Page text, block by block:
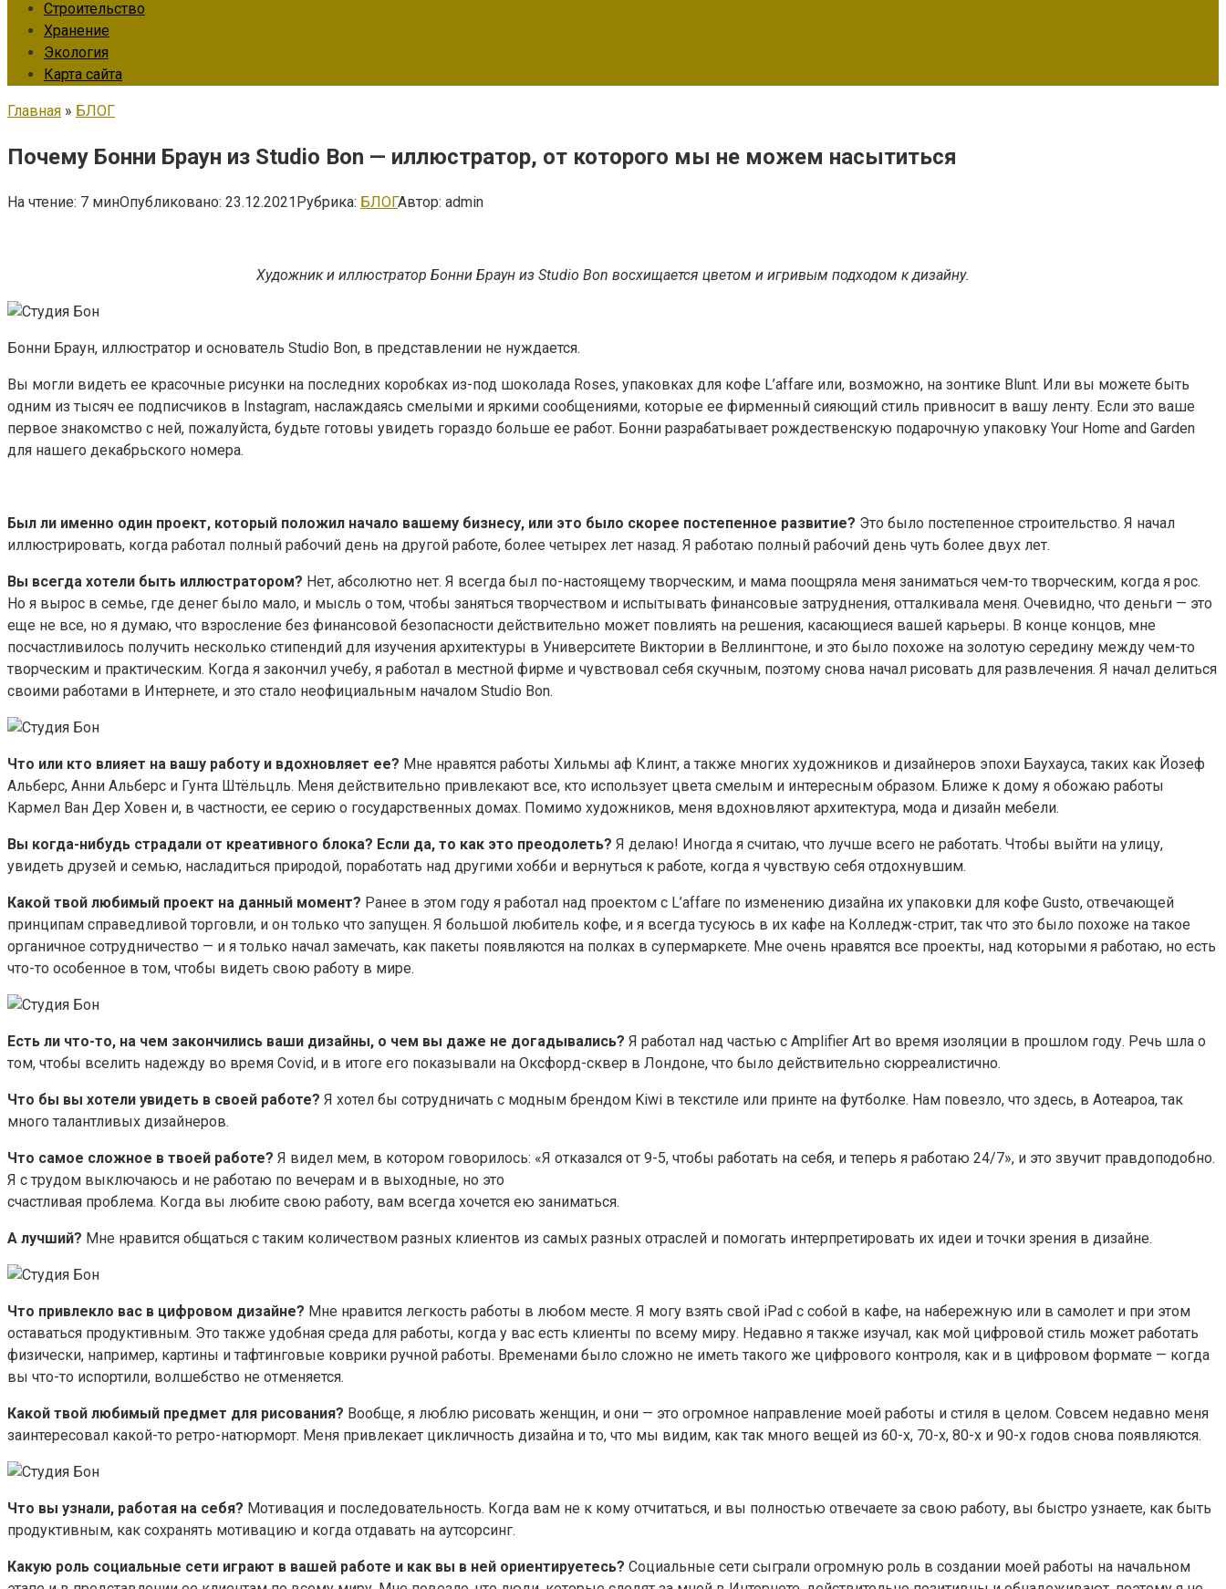
Строительство
Хранение
Экология
Карта сайта
Главная » БЛОГ
Почему Бонни Браун из Studio Bon — иллюстратор, от которого мы не можем насытиться
На чтение: 7 минОпубликовано: 23.12.2021Рубрика: БЛОГАвтор: admin
Художник и иллюстратор Бонни Браун из Studio Bon восхищается цветом и игривым подходом к дизайну.
Бонни Браун, иллюстратор и основатель Studio Bon, в представлении не нуждается.
Вы могли видеть ее красочные рисунки на последних коробках из-под шоколада Roses, упаковках для кофе L’affare или, возможно, на зонтике Blunt. Или вы можете быть
одним из тысяч ее подписчиков в Instagram, наслаждаясь смелыми и яркими сообщениями, которые ее фирменный сияющий стиль привносит в вашу ленту. Если это ваше
первое знакомство с ней, пожалуйста, будьте готовы увидеть гораздо больше ее работ. Бонни разрабатывает рождественскую подарочную упаковку Your Home and Garden
для нашего декабрьского номера.
Был ли именно один проект, который положил начало вашему бизнесу, или это было скорее постепенное развитие? Это было постепенное строительство. Я начал
иллюстрировать, когда работал полный рабочий день на другой работе, более четырех лет назад. Я работаю полный рабочий день чуть более двух лет.
Вы всегда хотели быть иллюстратором? Нет, абсолютно нет. Я всегда был по-настоящему творческим, и мама поощряла меня заниматься чем-то творческим, когда я рос.
Но я вырос в семье, где денег было мало, и мысль о том, чтобы заняться творчеством и испытывать финансовые затруднения, отталкивала меня. Очевидно, что деньги — это
еще не все, но я думаю, что взросление без финансовой безопасности действительно может повлиять на решения, касающиеся вашей карьеры. В конце концов, мне
посчастливилось получить несколько стипендий для изучения архитектуры в Университете Виктории в Веллингтоне, и это было похоже на золотую середину между чем-то
творческим и практическим. Когда я закончил учебу, я работал в местной фирме и чувствовал себя скучным, поэтому снова начал рисовать для развлечения. Я начал делиться
своими работами в Интернете, и это стало неофициальным началом Studio Bon.
Что или кто влияет на вашу работу и вдохновляет ее? Мне нравятся работы Хильмы аф Клинт, а также многих художников и дизайнеров эпохи Баухауса, таких как Йозеф
Альберс, Анни Альберс и Гунта Штёльцль. Меня действительно привлекают все, кто использует цвета смелым и интересным образом. Ближе к дому я обожаю работы
Кармел Ван Дер Ховен и, в частности, ее серию о государственных домах. Помимо художников, меня вдохновляют архитектура, мода и дизайн мебели.
Вы когда-нибудь страдали от креативного блока? Если да, то как это преодолеть? Я делаю! Иногда я считаю, что лучше всего не работать. Чтобы выйти на улицу,
увидеть друзей и семью, насладиться природой, поработать над другими хобби и вернуться к работе, когда я чувствую себя отдохнувшим.
Какой твой любимый проект на данный момент? Ранее в этом году я работал над проектом с L’affare по изменению дизайна их упаковки для кофе Gusto, отвечающей
принципам справедливой торговли, и он только что запущен. Я большой любитель кофе, и я всегда тусуюсь в их кафе на Колледж-стрит, так что это было похоже на такое
органичное сотрудничество — и я только начал замечать, как пакеты появляются на полках в супермаркете. Мне очень нравятся все проекты, над которыми я работаю, но есть
что-то особенное в том, чтобы видеть свою работу в мире.
Есть ли что-то, на чем закончились ваши дизайны, о чем вы даже не догадывались? Я работал над частью с Amplifier Art во время изоляции в прошлом году. Речь шла о
том, чтобы вселить надежду во время Covid, и в итоге его показывали на Оксфорд-сквер в Лондоне, что было действительно сюрреалистично.
Что бы вы хотели увидеть в своей работе? Я хотел бы сотрудничать с модным брендом Kiwi в текстиле или принте на футболке. Нам повезло, что здесь, в Аотеароа, так
много талантливых дизайнеров.
Что самое сложное в твоей работе? Я видел мем, в котором говорилось: «Я отказался от 9-5, чтобы работать на себя, и теперь я работаю 24/7», и это звучит правдоподобно.
Я с трудом выключаюсь и не работаю по вечерам и в выходные, но это
счастливая проблема. Когда вы любите свою работу, вам всегда хочется ею заниматься.
А лучший? Мне нравится общаться с таким количеством разных клиентов из самых разных отраслей и помогать интерпретировать их идеи и точки зрения в дизайне.
Что привлекло вас в цифровом дизайне? Мне нравится легкость работы в любом месте. Я могу взять свой iPad с собой в кафе, на набережную или в самолет и при этом
оставаться продуктивным. Это также удобная среда для работы, когда у вас есть клиенты по всему миру. Недавно я также изучал, как мой цифровой стиль может работать
физически, например, картины и тафтинговые коврики ручной работы. Временами было сложно не иметь такого же цифрового контроля, как и в цифровом формате — когда
вы что-то испортили, волшебство не отменяется.
Какой твой любимый предмет для рисования? Вообще, я люблю рисовать женщин, и они — это огромное направление моей работы и стиля в целом. Совсем недавно меня
заинтересовал какой-то ретро-натюрморт. Меня привлекает цикличность дизайна и то, что мы видим, как так много вещей из 60-х, 70-х, 80-х и 90-х годов снова появляются.
Что вы узнали, работая на себя? Мотивация и последовательность. Когда вам не к кому отчитаться, и вы полностью отвечаете за свою работу, вы быстро узнаете, как быть
продуктивным, как сохранять мотивацию и когда отдавать на аутсорсинг.
Какую роль социальные сети играют в вашей работе и как вы в ней ориентируетесь? Социальные сети сыграли огромную роль в создании моей работы на начальном